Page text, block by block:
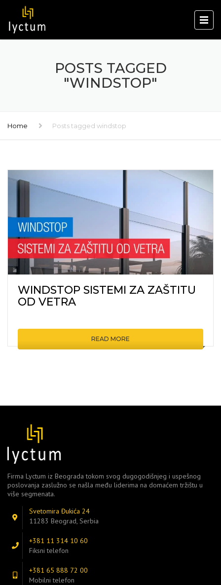
POSTS TAGGED
"WINDSTOP"
Home Posts tagged windstop
WINDSTOP SISTEMI ZA ZAŠTITU
OD VETRA
READ MORE
Firma Lyctum iz Beograda tokom svog dugogodišnjeg i uspešnog
poslovanja zaslužno se našla među liderima na domaćem tržištu u
više segmenata.
Svetomira Đukića 24
11283 Beograd, Serbia
+381 11 314 10 60
Fiksni telefon
+381 65 888 72 00
Mobilni telefon